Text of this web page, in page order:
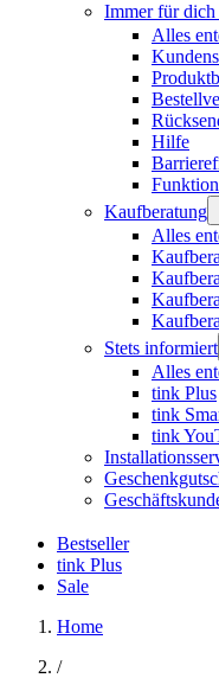
Immer für dich
Alles
Hilfe
Kaufberatung
Alles
Stets informiert
Alles
tink Plus
tink
tink
Bestseller
tink Plus
Sale
Home
/